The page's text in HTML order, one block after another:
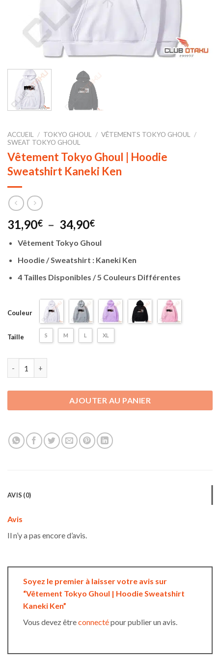
ACCUEIL / TOKYO GHOUL / VÊTEMENTS TOKYO GHOUL
/
SWEAT TOKYO GHOUL
Vêtement Tokyo Ghoul | Hoodie
Sweatshirt Kaneki Ken
31,90€ – 34,90€Plage
prix :
31,90€
à
34,90€
Vêtement Tokyo Ghoul
Hoodie / Sweatshirt : Kaneki Ken
4 Tailles Disponibles / 5 Couleurs Différentes
Couleur
Taille S M L XL
AJOUTER AU PANIER
AVIS (0)
Avis
Il n’y a pas encore d’avis.
Soyez le premier à laisser votre avis sur
“Vêtement Tokyo Ghoul | Hoodie Sweatshirt
Kaneki Ken”
Vous devez êtreconnectépour publier un avis.